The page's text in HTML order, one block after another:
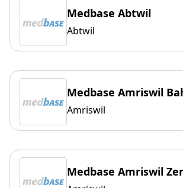
Medbase Abtwil
Abtwil
Medbase Amriswil
Amriswil
Medbase Amriswil